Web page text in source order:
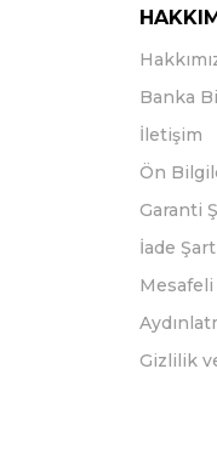
Banka
İletişim
Ön
Garanti
İade
Mesafeli
Gizlilik